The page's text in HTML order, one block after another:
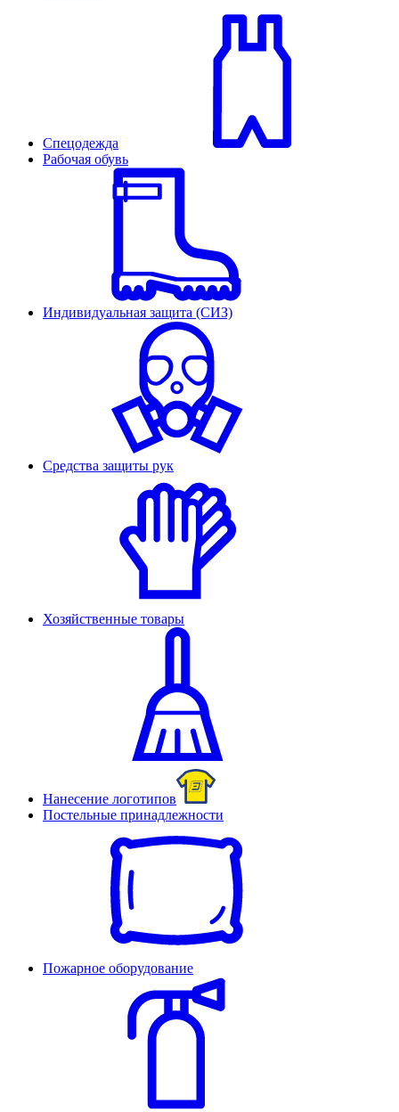
Спецодежда
Рабочая обувь
Индивидуальная защита (СИЗ)
Средства защиты рук
Хозяйственные товары
Нанесение логотипов
Постельные принадлежности
Пожарное оборудование